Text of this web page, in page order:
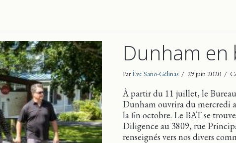
Dunham en
ParÈve Sano-Gélinas / 29 juin 2020 /
À partir du 11 juillet, le
Dunham ouvrira du mercredi
la fin octobre. Le BAT se
Diligence au 3809, rue
renseignés vers nos divers